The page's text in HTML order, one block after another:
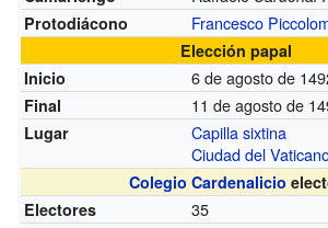
Protodiácono Francesco
Elección papal
Inicio
6 de agosto de
Final 11 de agosto de
Lugar
Capilla sixtina
Ciudad del
Colegio Cardenalicio
Electores
35